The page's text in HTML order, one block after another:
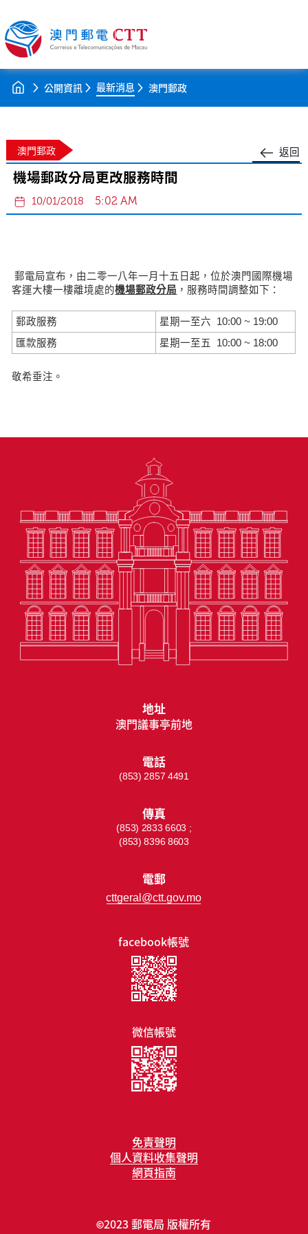
公開資訊 最新消息 澳門郵政
返回
澳門郵政
機場郵政分局更改服務時間
10/01/2018 5:02 AM
郵電局宣布，由二零一八年一月十五日起，位於澳門國際機場
客運大樓一樓離境處的機場郵政分局 ，服務時間調整如下：
郵政服務
星期一至六 10:00 ~ 19:00
匯款服務
星期一至五 10:00 ~ 18:00
敬希垂注。
免責聲明
個人資料收集聲明
網頁指南
facebook帳號
微信帳號
地址
澳門議事亭前地
電話
(853) 2857 4491
傳真
(853) 2833 6603 ;
(853) 8396 8603
電郵
cttgeral@ctt.gov.mo
©2023 郵電局 版權所有